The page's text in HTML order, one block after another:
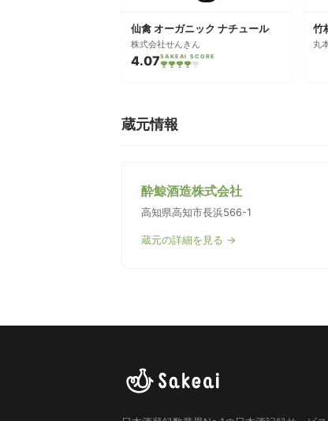
仙禽 オーガニック ナチュール
株式会社せんきん
4.07SAKEAI SCORE
丸
蔵元情報
酔鯨酒造株式会社
高知県高知市長浜566-1
蔵元の詳細を見る →